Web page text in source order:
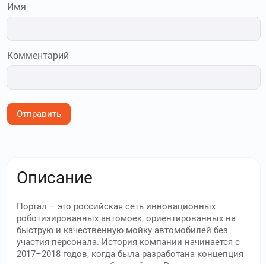
Имя
Комментарий
Отправить
Описание
Портал – это российская сеть инновационных
роботизированных автомоек, ориентированных на
быструю и качественную мойку автомобилей без
участия персонала. История компании начинается с
2017–2018 годов, когда была разработана концепция